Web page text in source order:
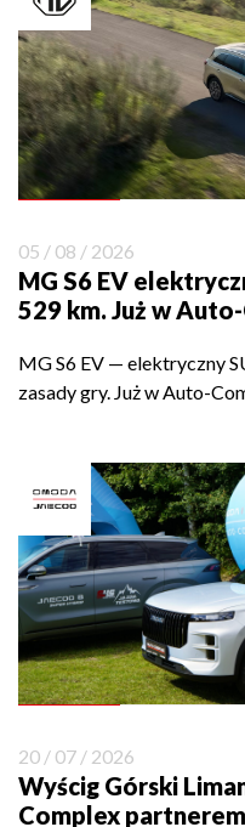
05 / 08 / 2026
MG S6 EV
529 km. Już w
MG S6 EV — elektryczny
zasady gry. Już w Auto-
20 / 07 / 2026
Wyścig Górski
Complex